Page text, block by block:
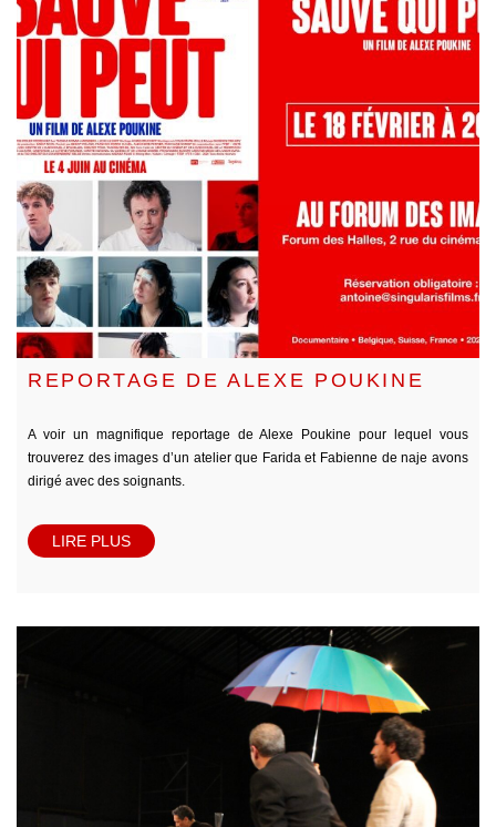
REPORTAGE DE ALEXE POUKINE
A voir un magnifique reportage de Alexe Poukine pour lequel vous
trouverez des images d’un atelier que Farida et Fabienne de naje avons
dirigé avec des soignants.
LIRE PLUS